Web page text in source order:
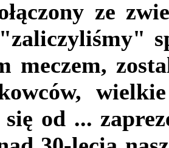
ze
meczem,
się od ...